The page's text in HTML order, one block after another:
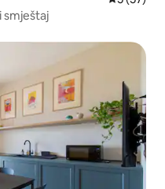
smještaj
„Odabrali gosti”